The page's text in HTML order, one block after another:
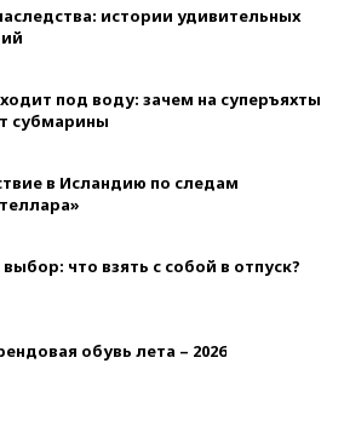
истории удивительных
под воду: зачем на суперъяхты
субмарины
в Исландию по следам
что взять с собой в отпуск?
обувь лета – 2026